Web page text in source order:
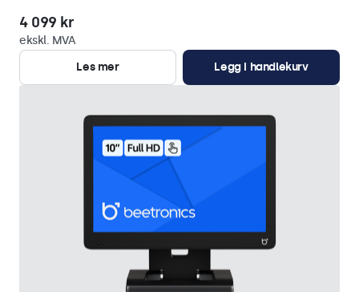
4 099 kr
ekskl. MVA
Les mer
Legg i handlekurv